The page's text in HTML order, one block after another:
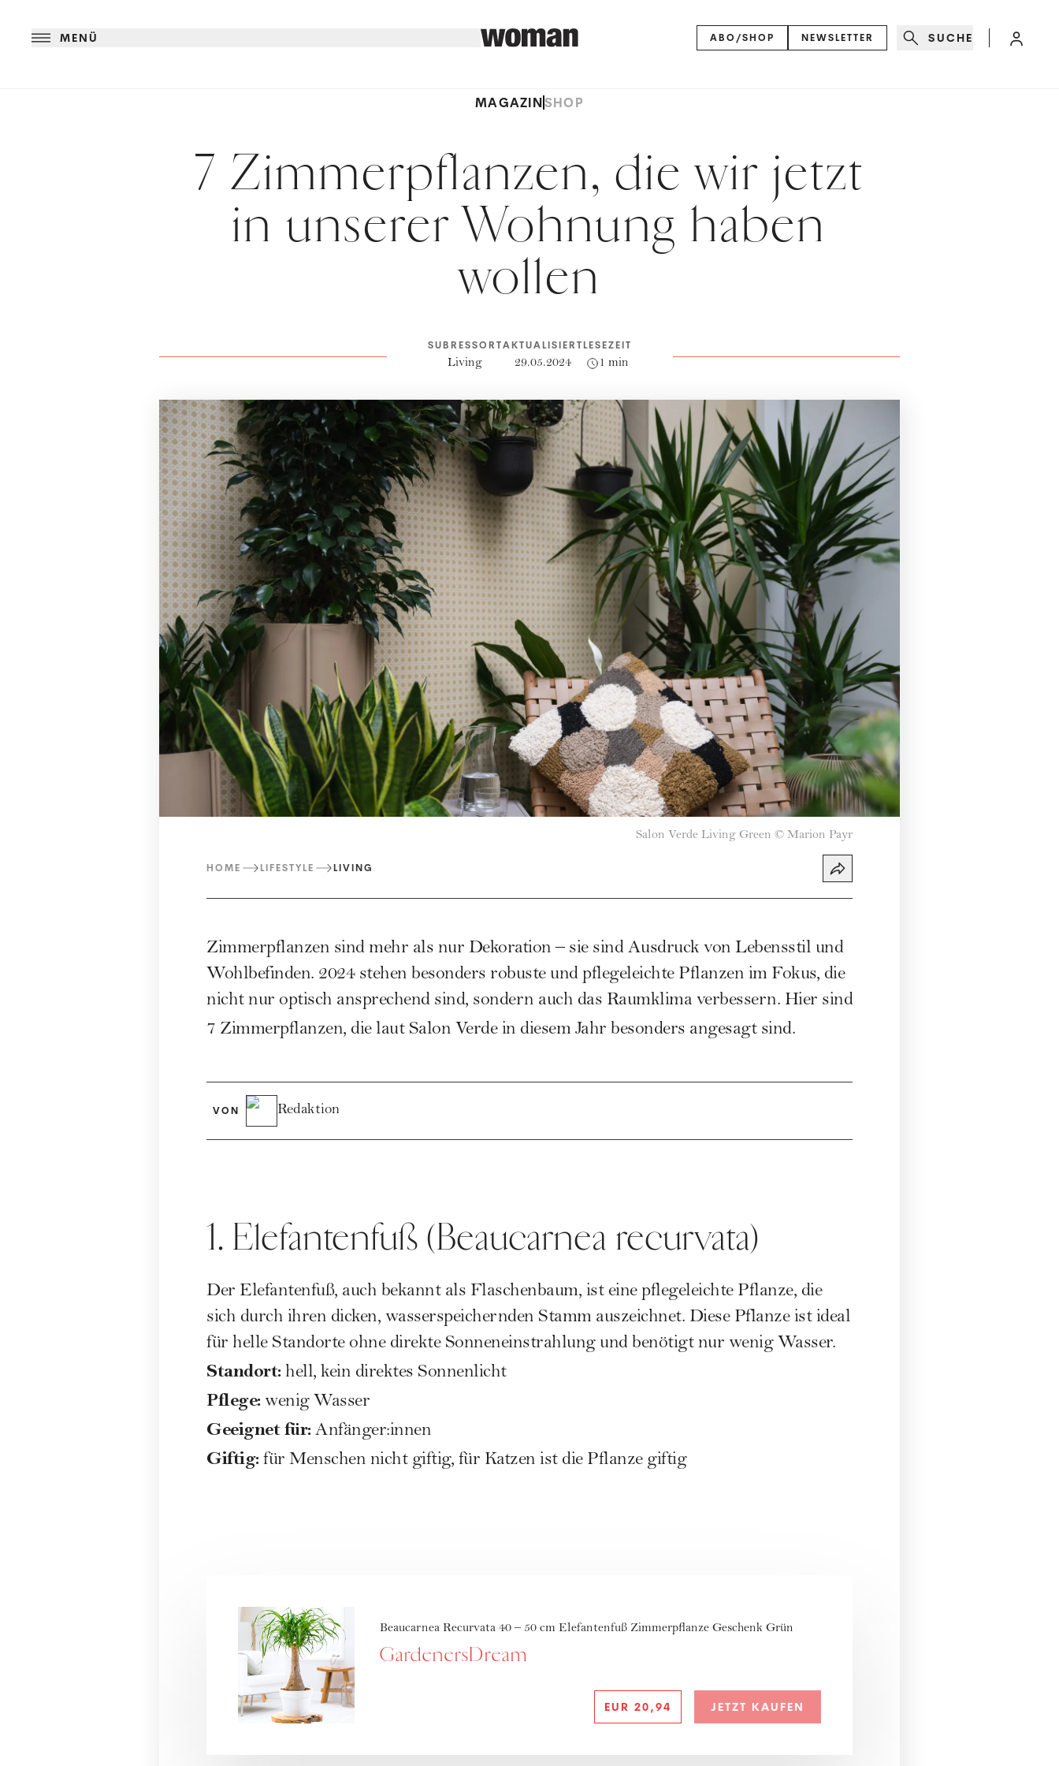
MENÜ ABO/SHOP NEWSLETTER SUCHE
MAGAZINSHOP
7 Zimmerpflanzen, die wir jetzt
in unserer Wohnung haben
wollen
SUBRESSORT
Living
AKTUALISIERT
29.05.2024
LESEZEIT
1 min
Salon Verde Living Green © Marion Payr
HOME LIFESTYLE LIVING
Zimmerpflanzen sind mehr als nur Dekoration – sie sind Ausdruck von Lebensstil und
Wohlbefinden. 2024 stehen besonders robuste und pflegeleichte Pflanzen im Fokus, die
nicht nur optisch ansprechend sind, sondern auch das Raumklima verbessern. Hier sind
7 Zimmerpflanzen, die laut Salon Verdein diesem Jahr besonders angesagt sind.
VON Redaktion
1. Elefantenfuß (Beaucarnea recurvata)
Der Elefantenfuß, auch bekannt als Flaschenbaum, ist eine pflegeleichte Pflanze, die
sich durch ihren dicken, wasserspeichernden Stamm auszeichnet. Diese Pflanze ist ideal
für helle Standorte ohne direkte Sonneneinstrahlung und benötigt nur wenig Wasser.
Standort:hell, kein direktes Sonnenlicht
Pflege:wenig Wasser
Geeignet für:Anfänger:innen
Giftig: für Menschen nicht giftig, für Katzen ist die Pflanze giftig
Beaucarnea Recurvata 40 – 50 cm Elefantenfuß Zimmerpflanze Geschenk Grün
GardenersDream
EUR 20,94 JETZT KAUFEN